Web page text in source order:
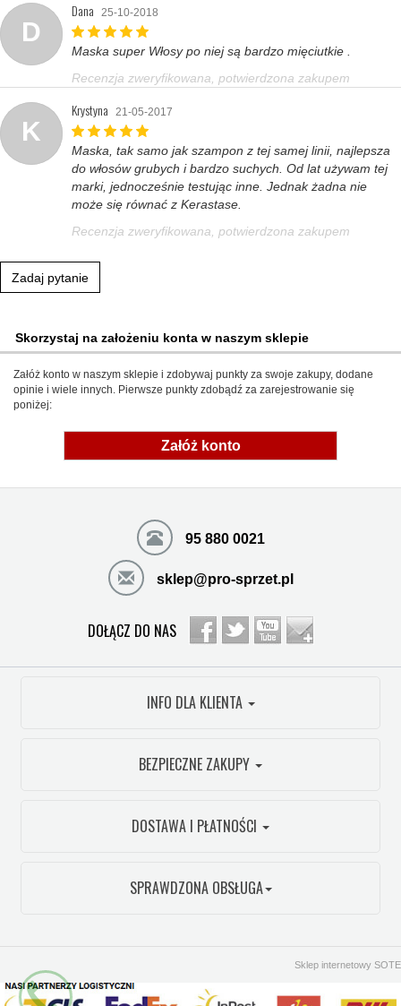
D
Dana 25-10-2018
Maska super Włosy po niej są bardzo mięciutkie .
Recenzja zweryfikowana, potwierdzona zakupem
K
Krystyna 21-05-2017
Maska, tak samo jak szampon z tej samej linii, najlepsza
do włosów grubych i bardzo suchych. Od lat używam tej
marki, jednocześnie testując inne. Jednak żadna nie
może się równać z Kerastase.
Recenzja zweryfikowana, potwierdzona zakupem
Zadaj pytanie
Skorzystaj na założeniu konta w naszym sklepie
Załóż konto w naszym sklepie i zdobywaj punkty za swoje zakupy, dodane
opinie i wiele innych. Pierwsze punkty zdobądź za zarejestrowanie się
poniżej:
Załóż konto
95 880 0021
sklep@pro-sprzet.pl
DOŁĄCZ DO NAS
INFO DLA KLIENTA
BEZPIECZNE ZAKUPY
DOSTAWA I PŁATNOŚCI
SPRAWDZONA OBSŁUGA
Sklep internetowy SOTE